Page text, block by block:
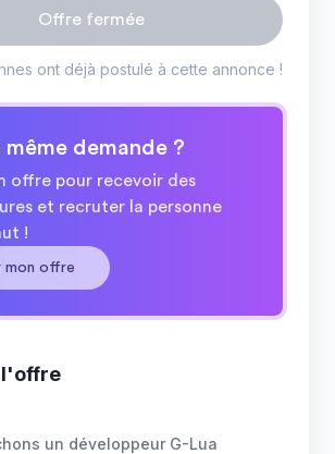
Offre fermée
ont déjà postulé à cette annonce !
même demande ?
offre pour recevoir des
et recruter la personne
!
mon offre
l'offre
un développeur G-Lua